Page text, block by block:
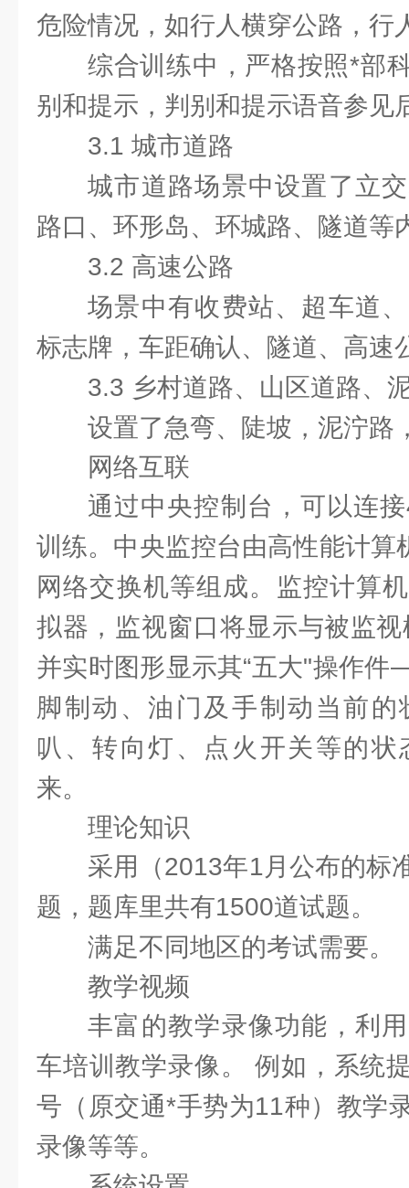
危险情况，如行人横穿公路，行
综合训练中，严格按照*部
别和提示，判别和提示语音参见
3.1 城市道路
城市道路场景中设置了立
路口、环形岛、环城路、隧道等
3.2 高速公路
场景中有收费站、超车道
标志牌，车距确认、隧道、高速
3.3 乡村道路、山区道路、
设置了急弯、陡坡，泥泞路
网络互联
通过中央控制台，可以连
训练。中央监控台由高性能计算
网络交换机等组成。监控计算
拟器，监视窗口将显示与被监
并实时图形显示其“五大"操作
脚制动、油门及手制动当前
叭、转向灯、点火开关等的
来。
理论知识
采用（2013年1月公布的标
题，题库里共有1500道试题。
满足不同地区的考试需要。
教学视频
丰富的教学录像功能，利
车培训教学录像。 例如，系统
号（原交通*手势为11种）教学
录像等等。